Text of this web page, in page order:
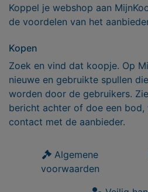
Koppel je webshop aan
de voordelen van het
Kopen
Zoek en vind dat koopje. Op
nieuwe en gebruikte spullen
worden door de gebruikers.
bericht achter of doe een bod,
contact met de aanbieder.
Algemene
voorwaarden